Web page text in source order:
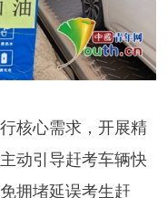
核心需求，开展精
动引导赶考车辆快
拥堵延误考生赶